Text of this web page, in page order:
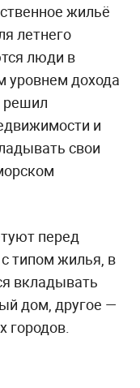
жильё
летнего
люди в
уровнем дохода
решил
и
свои
перед
типом жилья, в
вкладывать
дом, другое —
городов.